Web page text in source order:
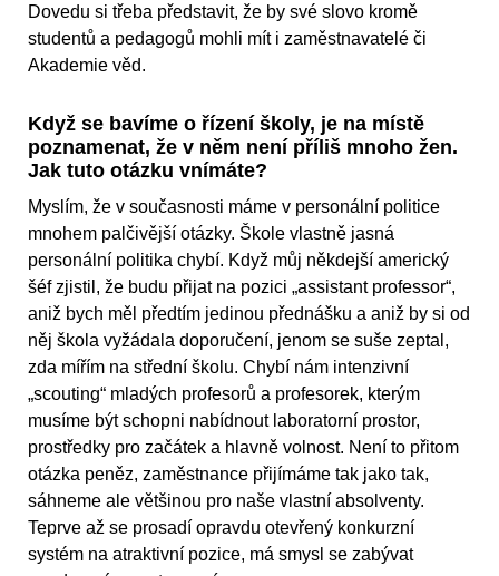
Dovedu si třeba představit, že by své slovo kromě
studentů a pedagogů mohli mít i zaměstnavatelé či
Akademie věd.
Když se bavíme o řízení školy, je na místě
poznamenat, že v něm není příliš mnoho žen.
Jak tuto otázku vnímáte?
Myslím, že v současnosti máme v personální politice
mnohem palčivější otázky. Škole vlastně jasná
personální politika chybí. Když můj někdejší americký
šéf zjistil, že budu přijat na pozici „assistant professor“,
aniž bych měl předtím jedinou přednášku a aniž by si od
něj škola vyžádala doporučení, jenom se suše zeptal,
zda mířím na střední školu. Chybí nám intenzivní
„scouting“ mladých profesorů a profesorek, kterým
musíme být schopni nabídnout laboratorní prostor,
prostředky pro začátek a hlavně volnost. Není to přitom
otázka peněz, zaměstnance přijímáme tak jako tak,
sáhneme ale většinou pro naše vlastní absolventy.
Teprve až se prosadí opravdu otevřený konkurzní
systém na atraktivní pozice, má smysl se zabývat